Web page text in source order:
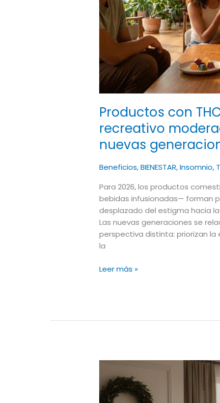
Productos con
recreativo
nuevas
Beneficios,BIENESTAR,Insomnio,
Para 2026, los productos
bebidas infusionadas— forman
desplazado del estigma hacia
Las nuevas generaciones se
perspectiva distinta: priorizan
la
recreativo
moderado
y
responsabilidad
nuevas
generaciones
Leer más »
🎄
🎄
Esta